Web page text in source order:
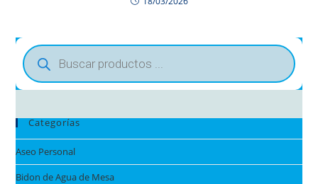
Categorías
Aseo Personal
Bidon de Agua de Mesa